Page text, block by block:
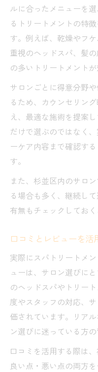
ルに合ったメニューを
るトリートメントの特
す。例えば、乾燥やフ
重視のヘッドスパ、髪
の多いトリートメントが
サロンごとに得意分野
るため、カウンセリン
え、最適な施術を提案
だけで選ぶのではなく
ーケア内容まで確認す
す。
また、杉並区内のサロ
る場合も多く、継続し
有無もチェックしておく
口コミとレビューを活
実際にスパトリートメ
ューは、サロン選びに
のヘッドスパやトリー
度やスタッフの対応、
価されています。リア
ン選びに迷っている方
口コミを活用する際は、
良い点・悪い点の両方